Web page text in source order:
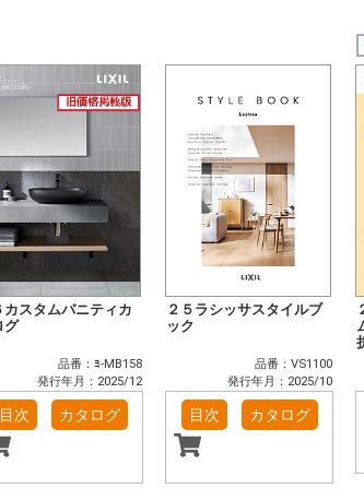
カスタムバニティカ
グ
品番：ﾖ-MB158
発行年月：2025/12
次 カタログ
２５ラシッサスタイルブ
ック
品番：VS1100
発行年月：2025/10
目次 カタログ